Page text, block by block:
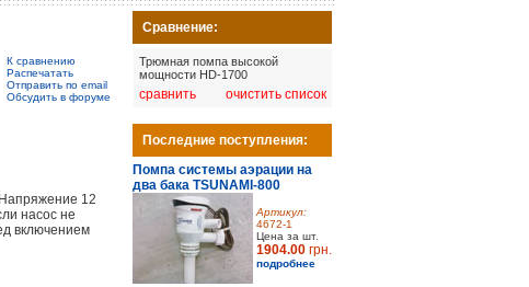
К сравнению
Распечатать
Отправить по email
Обсудить в форуме
12
насос не
включением
Сравнение:
Трюмная помпа высокой
мощности HD-1700
сравнить очистить список
Последние поступления:
Помпа системы аэрации на
два бака TSUNAMI-800
Артикул:
4672-1
Цена за шт.
1904.00 грн.
подробнее